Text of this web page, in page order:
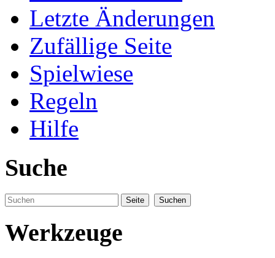
Letzte Änderungen
Zufällige Seite
Spielwiese
Regeln
Hilfe
Suche
Werkzeuge